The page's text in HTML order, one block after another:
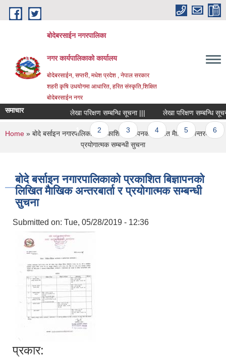
Skip to main content
बोदेबरसाईन नगरपालिका
नगर कार्यपालिकाको कार्यालय
बोदेबरसाईन, सप्तरी, मधेश प्रदेश , नेपाल सरकार
शहरी कृषि उधयोगमा आधारित, हरित संस्कृति,शिक्षित
बोदेबरसाईन नगर
समाचार लेखा परिक्षण सम्बन्धि सूचना ||| लेखा परिक्षण सम्बन्धि सूचना
Pages
1 2 3 4 5 6
You are here
Home » बोदे बर्साइन नगारपालिकाको प्रकाशित बिज्ञापनको लिखित मैाखिक अन्तरबार्ता र
प्रयोगात्मक सम्बन्धी सुचना
बोदे बर्साइन नगारपालिकाको प्रकाशित बिज्ञापनको
लिखित मैाखिक अन्तरबार्ता र प्रयोगात्मक सम्बन्धी
सुचना
Submitted on: Tue, 05/28/2019 - 12:36
प्रकार: